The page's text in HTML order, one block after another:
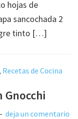
hojas de
sancochada 2
tinto […]
Recetas de Cocina
Gnocchi
deja un comentario